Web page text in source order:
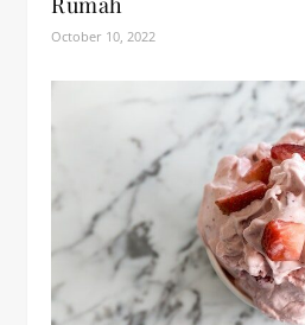
October 10, 2022